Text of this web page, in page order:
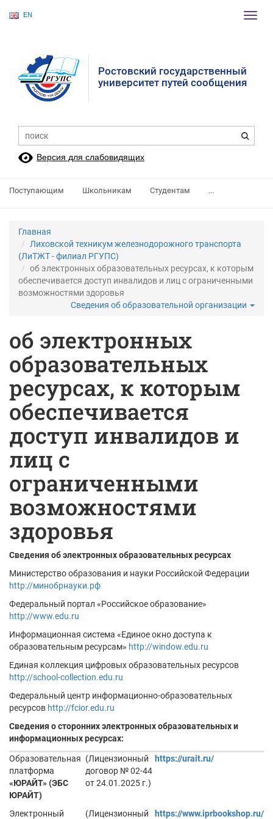
EN
Ростовский государственный
университет путей сообщения
Версия для слабовидящих
Поступающим Школьникам Студентам ...
Главная
Лиховской техникум железнодорожного транспорта
(ЛиТЖТ - филиал РГУПС)
об электронных образовательных ресурсах, к которым
обеспечивается доступ инвалидов и лиц с ограниченными
возможностями здоровья
Сведения об образовательной организации
об электронных
образовательных
ресурсах, к которым
обеспечивается
доступ инвалидов и
лиц с
ограниченными
возможностями
здоровья
Сведения об электронных образовательных ресурсах
Министерство образования и науки Российской Федерации
http://минобрнауки.рф
Федеральный портал «Российское образование»
http://www.edu.ru
Информационная система «Единое окно доступа к
образовательным ресурсам» http://window.edu.ru
Единая коллекция цифровых образовательных ресурсов
http://school-collection.edu.ru
Федеральный центр информационно-образовательных
ресурсов http://fcior.edu.ru
Сведения о сторонних электронных образовательных и
информационных ресурсах:
Образовательная
платформа
«ЮРАЙТ» (ЭБС
ЮРАЙТ)
(Лицензионный
договор № 02-44
от 24.01.2025 г.)
https://urait.ru/
Электронный
(Лицензионный
https://www.iprbookshop.ru/